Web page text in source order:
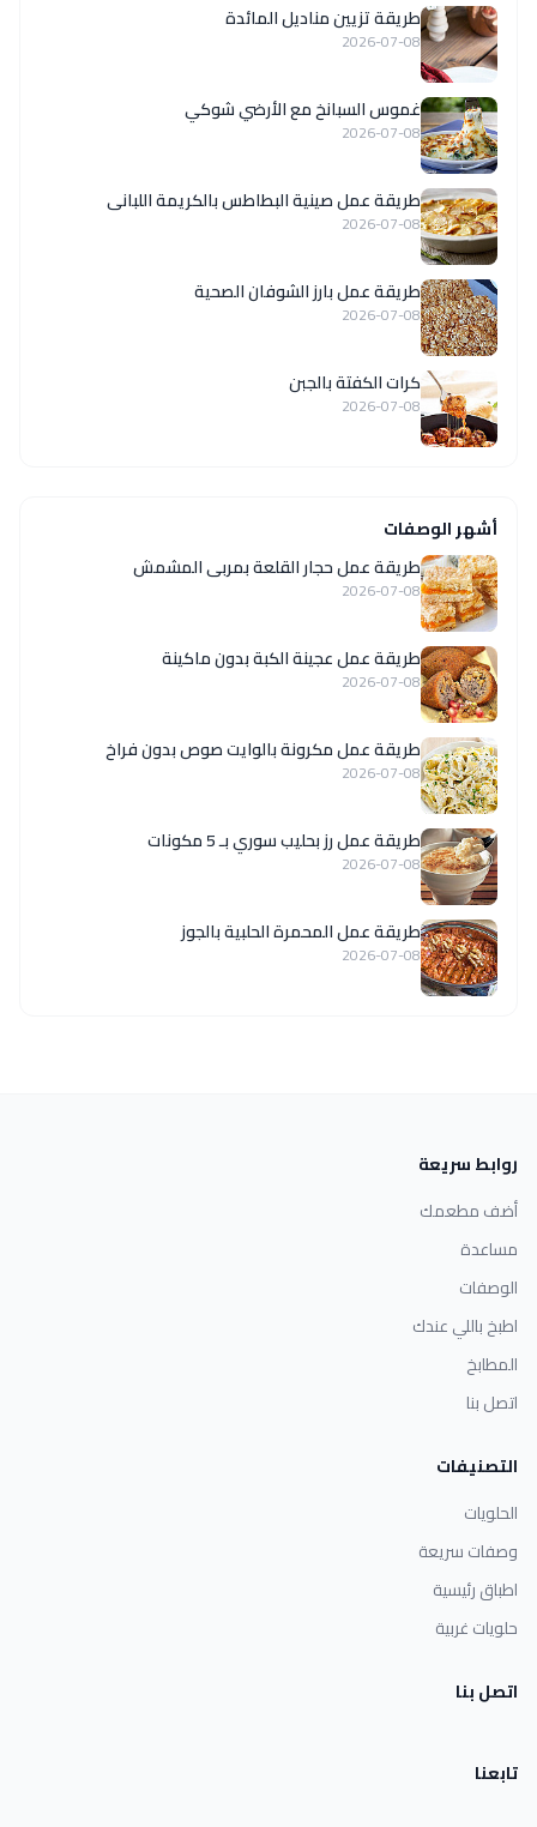
طريقة تزيين مناديل المائدة
2026-07-08
غموس السبانخ مع الأرضي شوكي
2026-07-08
طريقة عمل صينية البطاطس بالكريمة اللبانى
2026-07-08
طريقة عمل بارز الشوفان الصحية
2026-07-08
كرات الكفتة بالجبن
2026-07-08
أشهر الوصفات
طريقة عمل حجار القلعة بمربى المشمش
2026-07-08
طريقة عمل عجينة الكبة بدون ماكينة
2026-07-08
طريقة عمل مكرونة بالوايت صوص بدون فراخ
2026-07-08
طريقة عمل رز بحليب سوري بـ 5 مكونات
2026-07-08
طريقة عمل المحمرة الحلبية بالجوز
2026-07-08
روابط سريعة
أضف مطعمك
مساعدة
الوصفات
اطبخ باللي عندك
المطابخ
اتصل بنا
التصنيفات
الحلويات
وصفات سريعة
اطباق رئيسية
حلويات غربية
اتصل بنا
تابعنا